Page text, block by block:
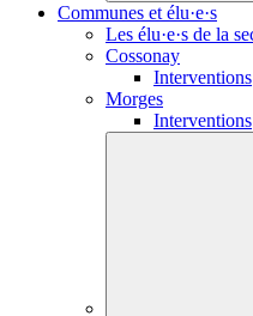
Communes et élu·e·s
Les élu·e·s de la
Cossonay
Interventions
Morges
Interventions